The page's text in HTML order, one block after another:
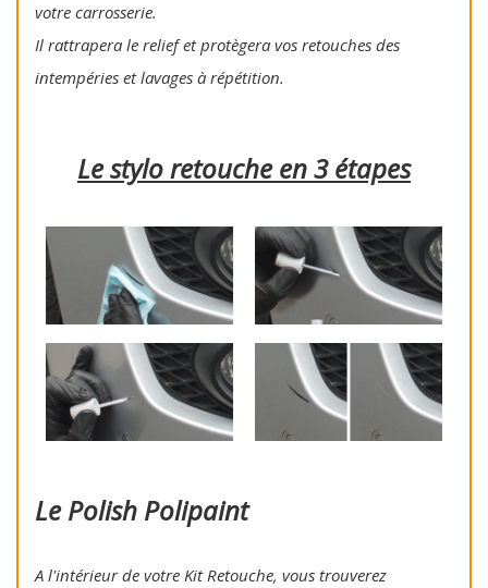
votre carrosserie.
Il rattrapera le relief et protègera vos retouches des
intempéries et lavages à répétition.
Le stylo retouche en 3 étapes
Le Polish Polipaint
A l'intérieur de votre Kit Retouche, vous trouverez